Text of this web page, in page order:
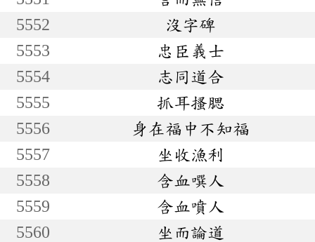
5552
沒字碑
5553
忠臣義士
5554
志同道合
5555
抓耳搔腮
5556
身在福中不知福
5557
坐收漁利
5558
含血噀人
5559
含血噴人
5560
坐而論道